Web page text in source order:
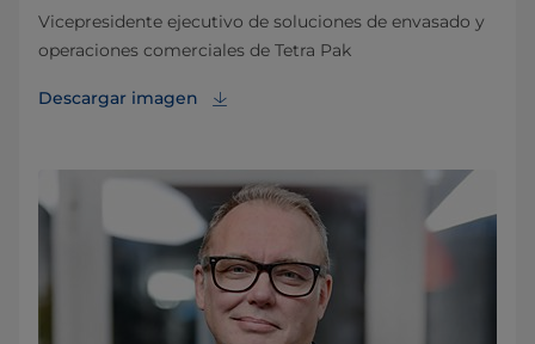
Vicepresidente ejecutivo de soluciones de envasado y
operaciones comerciales de Tetra Pak
Descargar imagen